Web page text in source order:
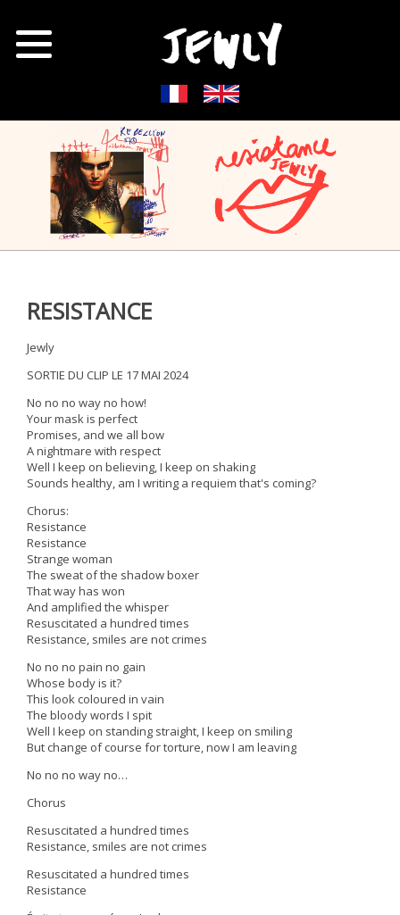
RESISTANCE
Jewly
SORTIE DU CLIP LE 17 MAI 2024
No no no way no how!
Your mask is perfect
Promises, and we all bow
A nightmare with respect
Well I keep on believing, I keep on shaking
Sounds healthy, am I writing a requiem that's coming?
Chorus:
Resistance
Resistance
Strange woman
The sweat of the shadow boxer
That way has won
And amplified the whisper
Resuscitated a hundred times
Resistance, smiles are not crimes
No no no pain no gain
Whose body is it?
This look coloured in vain
The bloody words I spit
Well I keep on standing straight, I keep on smiling
But change of course for torture, now I am leaving
No no no way no…
Chorus
Resuscitated a hundred times
Resistance, smiles are not crimes
Resuscitated a hundred times
Resistance